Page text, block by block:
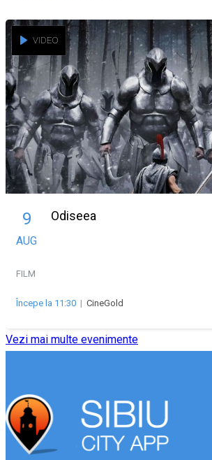
VIDEO
9
AUG
Odiseea
FILM
Începe la 11:30 | CineGold
Vezi mai multe evenimente